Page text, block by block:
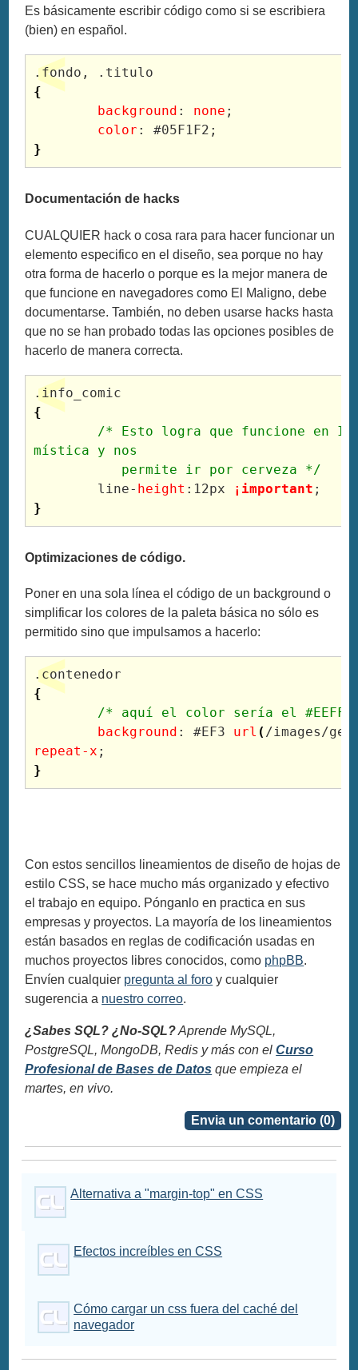
Es básicamente escribir código como si se escribiera
(bien) en español.
.fondo,
{
	background
: none
	color
}
Documentación de hacks
CUALQUIER hack o cosa rara para hacer funcionar un
elemento especifico en el diseño, sea porque no hay
otra forma de hacerlo o porque es la mejor manera de
que funcione en navegadores como El Maligno, debe
documentarse. También, no deben usarse hacks hasta
que no se han probado todas las opciones posibles de
hacerlo de manera correcta.
{
mística y nos
	   permite ir por cerveza */
	line-
height :12px ¡important
}
Optimizaciones de código.
Poner en una sola línea el código de un background o
simplificar los colores de la paleta básica no sólo es
permitido sino que impulsamos a hacerlo:
{
/* aquí el color sería el
	background
: #EF3 url ( /images/
repeat-x
}
Con estos sencillos lineamientos de diseño de hojas de
estilo CSS, se hace mucho más organizado y efectivo
el trabajo en equipo. Pónganlo en practica en sus
empresas y proyectos. La mayoría de los lineamientos
están basados en reglas de codificación usadas en
muchos proyectos libres conocidos, como phpBB.
Envíen cualquier pregunta al foro y cualquier
sugerencia a nuestro correo.
¿Sabes SQL? ¿No-SQL?Aprende MySQL,
PostgreSQL, MongoDB, Redis y más con elCurso
Profesional de Bases de Datos que empieza el
martes, en vivo.
Envia un comentario (0)
Alternativa a "margin-top" en CSS
Efectos increíbles en CSS
Cómo cargar un css fuera del caché del
navegador